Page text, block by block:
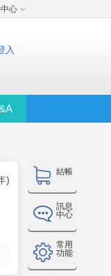
心
入
結帳
訊息
中心
常用
功能
)